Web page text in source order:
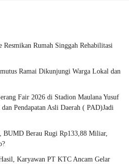
Resmikan Rumah Singgah Rehabilitasi
Ramai Dikunjungi Warga Lokal dan
Fair 2026 di Stadion Maulana Yusuf
dan Pendapatan Asli Daerah ( PAD)Jadi
BUMD Berau Rugi Rp133,88 Miliar,
Karyawan PT KTC Ancam Gelar